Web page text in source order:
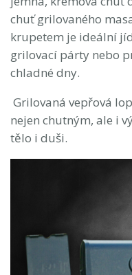
chuť grilovaného
krupetem je ideální
grilovací párty nebo
chladné dny.
Grilovaná vepřová
nejen chutným, ale i
tělo i duši.